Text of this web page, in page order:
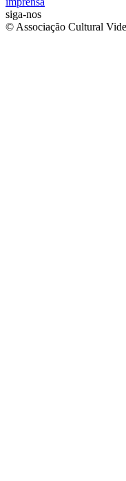
siga-nos
© Associação Cultural